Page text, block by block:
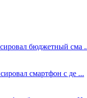
бюджетный сма
смартфон с де ...